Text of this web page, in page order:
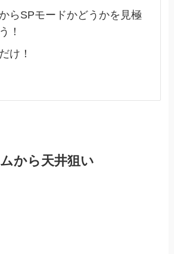
らSPモードかどうかを見極
！
け！
から天井狙い